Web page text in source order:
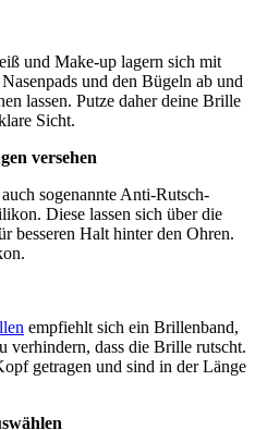
und Make-up lagern sich mit
und den Bügeln ab und
lassen. Putze daher deine Brille
Sicht.
versehen
sogenannte Anti-Rutsch-
Diese lassen sich über die
besseren Halt hinter den Ohren.
empfiehlt sich ein Brillenband,
verhindern, dass die Brille rutscht.
getragen und sind in der Länge